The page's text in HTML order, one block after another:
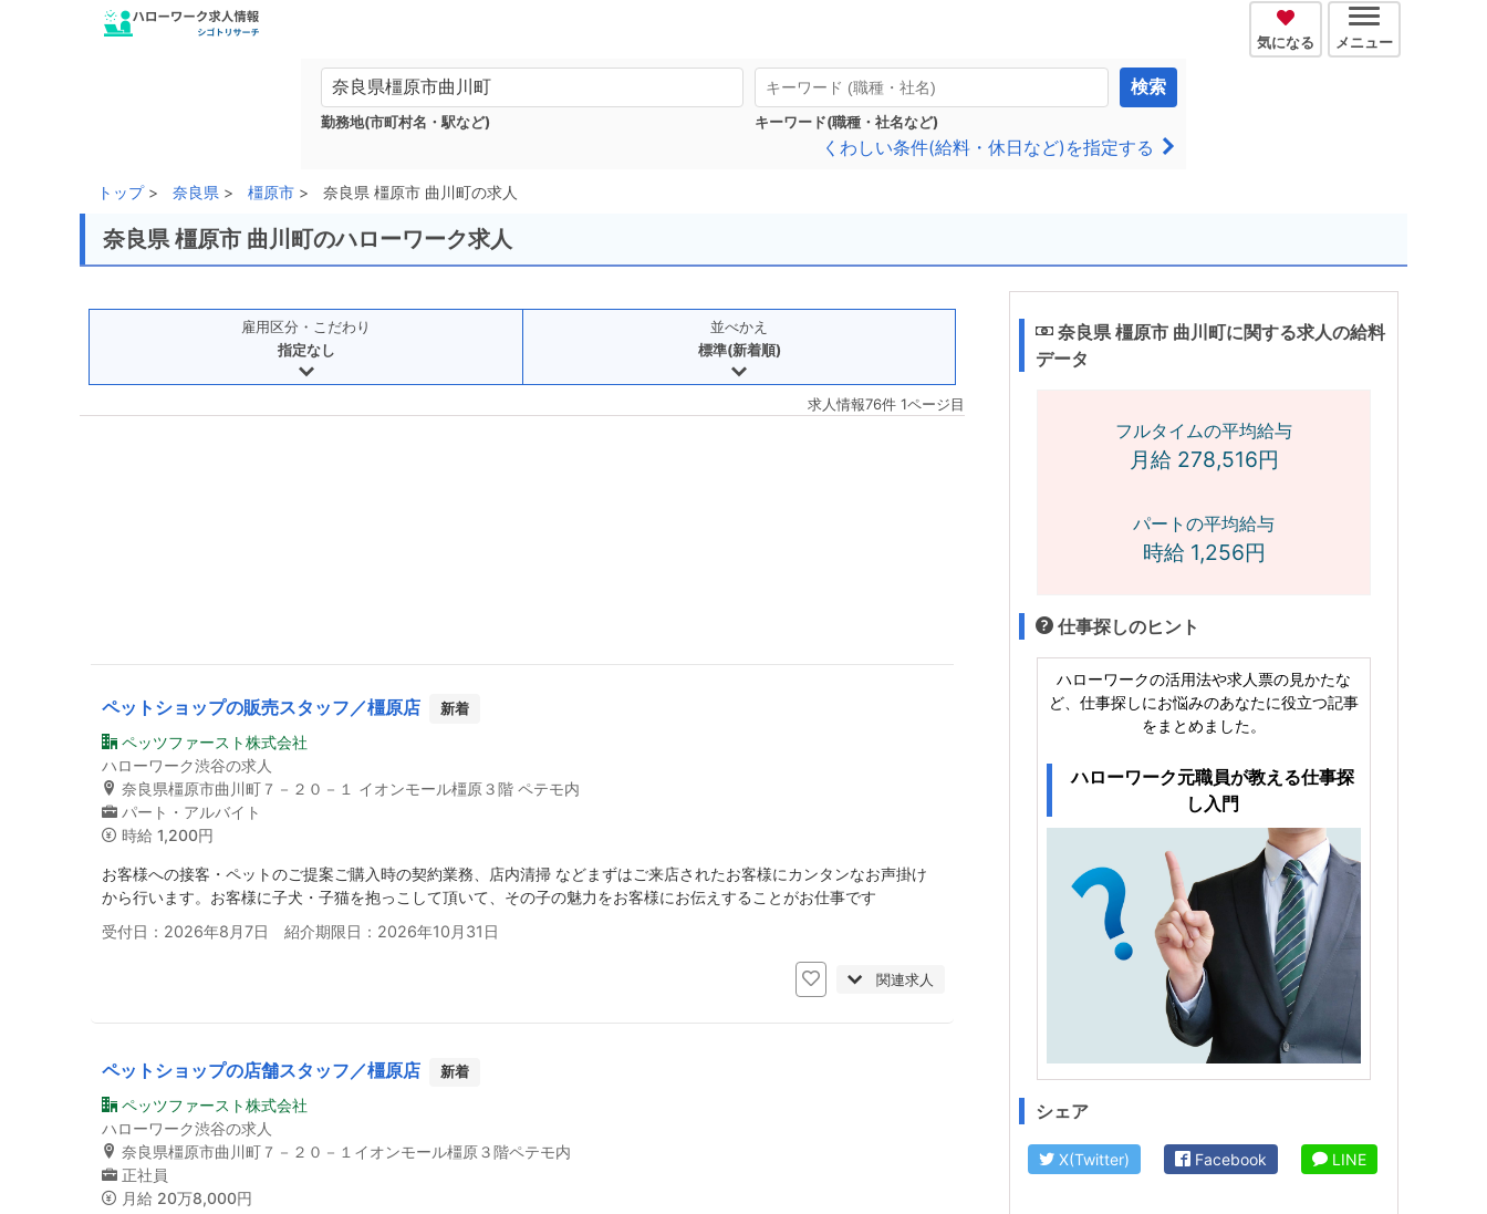
気になる メニュー
勤務地(市町村名・駅など) キーワード(職種・社名など)
検索
くわしい条件(給料・休日など)を指定する
トップ 奈良県 橿原市 奈良県 橿原市 曲川町の求人
奈良県 橿原市 曲川町のハローワーク求人
雇用区分・こだわり
指定なし
並べかえ
標準(新着順)
求人情報76件 1ページ目
ペットショップの販売スタッフ／橿原店 新着
ペッツファースト株式会社
ハローワーク渋谷の求人
奈良県橿原市曲川町７－２０－１ イオンモール橿原３階 ペテモ内
パート・アルバイト
時給 1,200円
お客様への接客・ペットのご提案ご購入時の契約業務、店内清掃 などまずはご来店されたお客様にカンタンなお声掛け
から行います。お客様に子犬・子猫を抱っこして頂いて、その子の魅力をお客様にお伝えすることがお仕事です
受付日：2026年8月7日 紹介期限日：2026年10月31日
関連求人
ペットショップの店舗スタッフ／橿原店 新着
ペッツファースト株式会社
ハローワーク渋谷の求人
奈良県橿原市曲川町７－２０－１イオンモール橿原３階ペテモ内
正社員
月給 20万8,000円
奈良県 橿原市 曲川町に関する求人の給料
データ
フルタイムの平均給与
月給 278,516円
パートの平均給与
時給 1,256円
仕事探しのヒント
ハローワークの活用法や求人票の見かたな
ど、仕事探しにお悩みのあなたに役立つ記事
をまとめました。
ハローワーク元職員が教える仕事探
し入門
シェア
X(Twitter) Facebook LINE